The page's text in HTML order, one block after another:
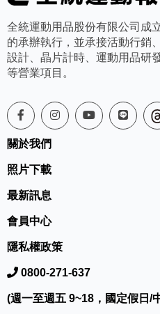
全統運動用品股份有限公司成
的承辦執行，並承接活動行銷
設計、晶片計時、運動用品研
等營業項目。
關於我們
照片下載
最新訊息
會員中心
隱私權政策
0800-271-637
(週一至週五 9~18，國定假日/